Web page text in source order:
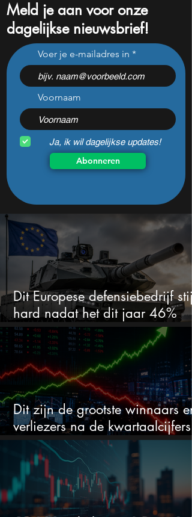
Dit zijn de grootste
winnaars en verliezers na
de kwartaalcijfers (2
springen eruit)
Meld je aan voor onze
dagelijkse nieuwsbrief!
Voer je e-mailadres in
Voornaam
Ja, ik wil dagelijkse updates!
Abonneren
Dit Europese defensiebedrijf
hard nadat het dit jaar 46%
daalde: mooie koopkans?
Dit zijn de grootste winnaars en
verliezers na de kwartaalcijfers
(2 springen eruit)